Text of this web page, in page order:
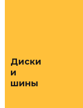
Диски
и
шины